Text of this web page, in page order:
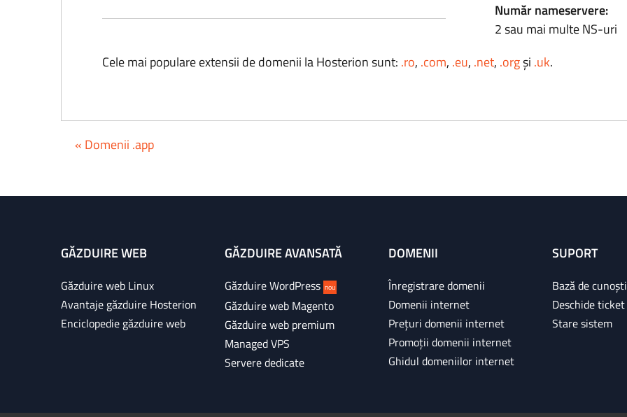
Număr nameservere:
2 sau mai multe NS-uri
Cele mai populare extensii de domenii la Hosterion sunt: .ro, .com, .eu, .net, .orgși .uk.
« Domenii .app
GĂZDUIRE WEB
Găzduire web Linux
Avantaje găzduire Hosterion
Enciclopedie găzduire web
GĂZDUIRE AVANSATĂ
Găzduire WordPress nou
Găzduire web Magento
Găzduire web premium
Managed VPS
Servere dedicate
DOMENII
Înregistrare domenii
Domenii internet
Prețuri domenii internet
Promoții domenii internet
Ghidul domeniilor internet
SUPORT
Bază de
Deschide
Stare sistem